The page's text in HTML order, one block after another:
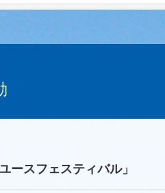
ースフェスティバル」